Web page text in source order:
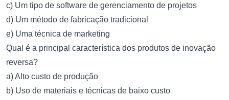
c) Um tipo de software de gerenciamento de projetos
d) Um método de fabricação tradicional
e) Uma técnica de marketing
Qual é a principal característica dos produtos de inovação
reversa?
a) Alto custo de produção
b) Uso de materiais e técnicas de baixo custo